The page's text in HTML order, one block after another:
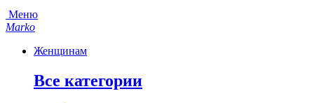
Меню
Marko
Женщинам
Все категории